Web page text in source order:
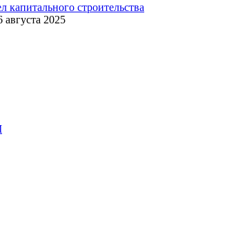
строительства
августа 2025